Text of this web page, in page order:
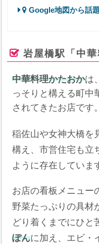
Google地図から話
岩屋橋駅「中華
中華料理かたおかは
っそりと構える町中
されてきたお店です。
稲佐山や女神大橋を
構え、市営住宅も立
ように存在していま
お店の看板メニュー
野菜たっぷりの具材
どり着くまでにひと
ぽんに加え、エビ・